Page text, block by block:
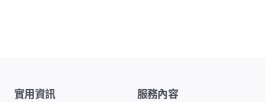
實用資訊 服務內容